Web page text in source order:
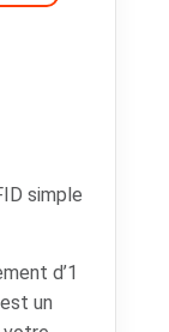
simple
d’1
un